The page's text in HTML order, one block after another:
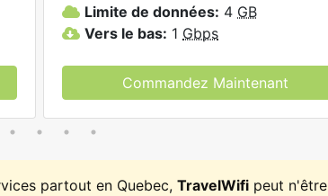
Limite de données: 4 GB
Vers le bas: 1 Gbps
Commandez Maintenant
partout en Quebec, TravelWifi peut n'être